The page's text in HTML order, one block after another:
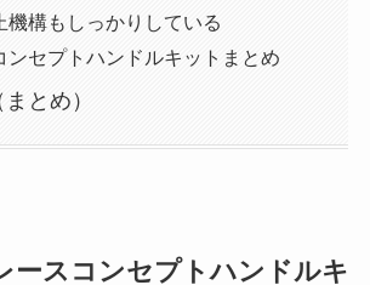
機構もしっかりしている
ンセプトハンドルキットまとめ
とめ）
ースコンセプトハンドルキ